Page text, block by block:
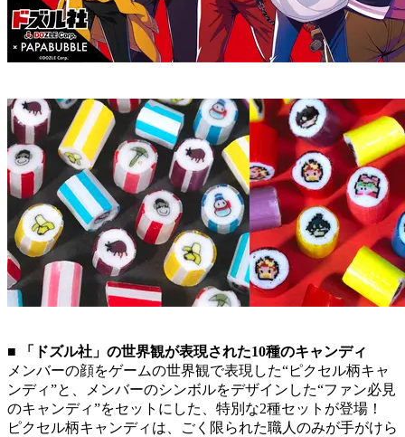
■ 「ドズル社」の世界観が表現された10種のキャンディ
メンバーの顔をゲームの世界観で表現した“ピクセル柄キャ
ンディ”と、メンバーのシンボルをデザインした“ファン必見
のキャンディ”をセットにした、特別な2種セットが登場！
ピクセル柄キャンディは、ごく限られた職人のみが手がけら